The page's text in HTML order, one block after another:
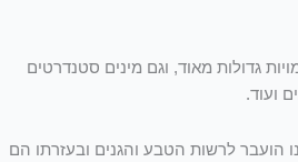
גדולות מאוד, וגם מינים סטנדרטים
ועוד.
לרשות הטבע והגנים ובעזרתו הם